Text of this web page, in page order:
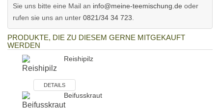
Sie uns bitte eine Mail an info@meine-teemischung.de oder
rufen sie uns an unter 0821/34 34 723.
PRODUKTE, DIE ZU DIESEM GERNE MITGEKAUFT
WERDEN
Reishipilz
DETAILS
Beifusskraut